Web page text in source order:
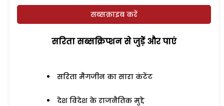
सब्सक्राइब करें
सरिता सब्सक्रिप्शन से जुड़ेें और पाएं
सरिता मैगजीन का सारा कंटेंट
देश विदेश के राजनैतिक मुद्दे